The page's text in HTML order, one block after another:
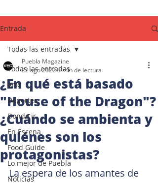
Entrada
Todas las entradas
Arte
Deportes
Donde ir
En Escena
Food Guide
Lo mejor de Puebla
Noticias
Todas las entradas
¿En qué está basado
"House of the Dragon"?
¿Cuándo se ambienta y
quiénes son los
protagonistas?
Puebla Magazine
22 ago 20223 min de lectura
La espera de los amantes de